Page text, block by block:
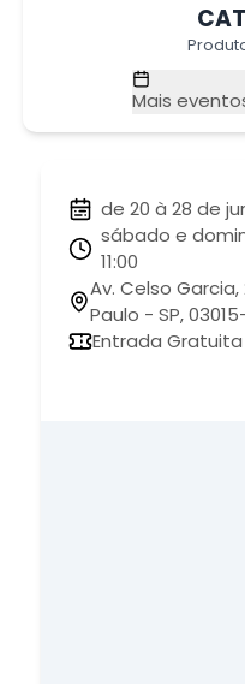
Mais
de 20 à 28 de
sábado e
11:00
Av. Celso Garcia,
Paulo - SP,
Entrada Gratuita